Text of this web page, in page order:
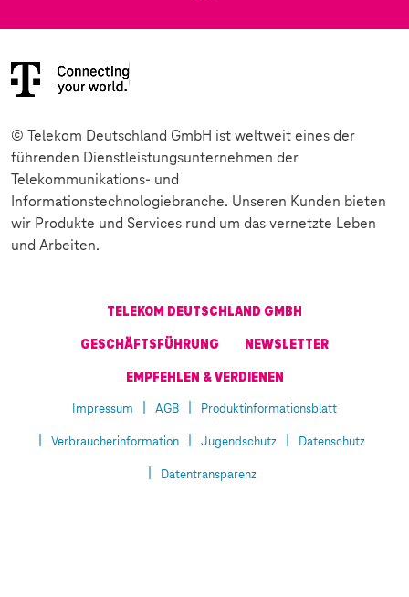
© Telekom Deutschland GmbH ist weltweit eines der
führenden Dienstleistungsunternehmen der
Telekommunikations- und
Informationstechnologiebranche. Unseren Kunden bieten
wir Produkte und Services rund um das vernetzte Leben
und Arbeiten.
TELEKOM DEUTSCHLAND GMBH
GESCHÄFTSFÜHRUNG NEWSLETTER
EMPFEHLEN & VERDIENEN
Impressum AGB Produktinformationsblatt
Verbraucherinformation Jugendschutz Datenschutz
Datentransparenz